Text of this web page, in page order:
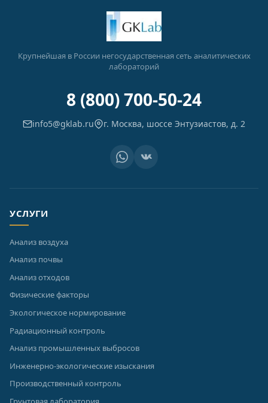
Крупнейшая в России негосударственная сеть аналитических
лабораторий
8 (800) 700-50-24
info5@gklab.ru г. Москва, шоссе Энтузиастов, д. 2
УСЛУГИ
Анализ воздуха
Анализ почвы
Анализ отходов
Физические факторы
Экологическое нормирование
Радиационный контроль
Анализ промышленных выбросов
Инженерно-экологические изыскания
Производственный контроль